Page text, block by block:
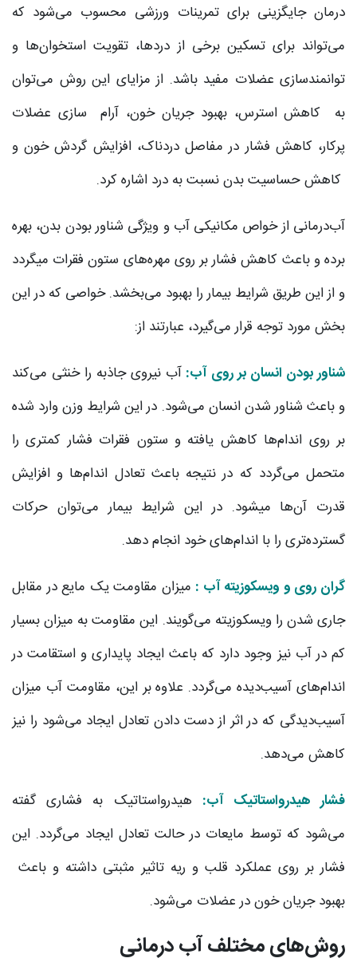
درمان جایگزینی برای تمرینات ورزشی محسوب می‌شود که
می‌تواند برای تسکین برخی از دردها، تقویت استخوان‌ها و
توانمندسازی عضلات مفید باشد. از مزایای این روش می‌توان
به کاهش استرس، بهبود جریان خون، آرام ‌سازی عضلات
پرکار، کاهش فشار در مفاصل دردناک، افزایش گردش خون و
کاهش حساسیت بدن نسبت به درد اشاره کرد.
آب‌‌درمانی از خواص مکانیکی آب و ویژگی شناور بودن بدن، بهره
برده و باعث کاهش فشار بر روی مهره‌های ستون فقرات می‎گردد
و از این طریق شرایط بیمار را بهبود می‌بخشد. خواصی که در این
بخش مورد توجه قرار می‌گیرد، عبارتند از:
شناور بودن انسان بر روی آب: آب نیروی جاذبه را خنثی می‌کند
و باعث شناور شدن انسان می‌شود. در این شرایط وزن وارد شده
بر روی اندام‌ها کاهش یافته و ستون فقرات فشار کمتری را
متحمل می‌گردد که در نتیجه باعث تعادل اندام‌ها و افزایش
قدرت آن‌ها می‎شود. در این شرایط بیمار می‌توان حرکات
گسترده‌تری را با اندام‌های خود انجام دهد.
گران ‌روی و ویسکوزیته آب : میزان مقاومت یک مایع در مقابل
جاری شدن را ویسکوزیته می‌گویند. این مقاومت به میزان بسیار
کم در آب نیز وجود دارد که باعث ایجاد پایداری و استقامت در
اندام‌های آسیب‌دیده می‌گردد. علاوه بر این، مقاومت آب میزان
آسیب‌دیدگی که در اثر از دست دادن تعادل ایجاد می‌شود را نیز
کاهش می‌دهد.
فشار هیدرواستاتیک آب: هیدرواستاتیک به فشاری گفته
می‌شود که توسط مایعات در حالت تعادل ایجاد می‌گردد. این
فشار بر روی عملکرد قلب و ریه تاثیر مثبتی داشته و باعث
بهبود جریان خون در عضلات می‌شود.
روش‌های مختلف آب‌ درمانی